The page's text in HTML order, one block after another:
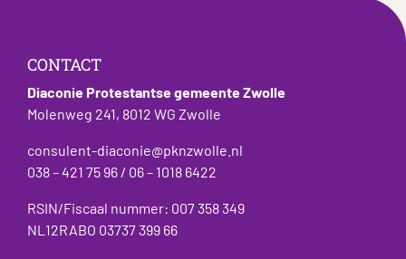
CONTACT
Diaconie Protestantse gemeente Zwolle
Molenweg 241, 8012 WG Zwolle
consulent-diaconie@pknzwolle.nl
038 – 421 75 96 / 06 – 1018 6422
RSIN/Fiscaal nummer: 007 358 349
NL12RABO 03737 399 66